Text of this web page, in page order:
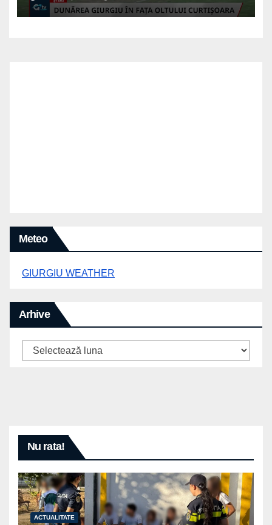
Meteo
GIURGIU WEATHER
Arhive
Arhive
Nu rata!
ACTUALITATE